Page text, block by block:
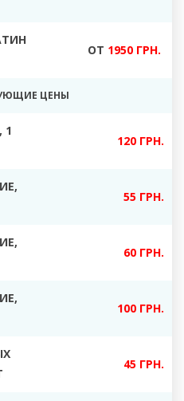
ОТ 1950 ГРН.
ЦЕНЫ
1
120 ГРН.
55 ГРН.
60 ГРН.
100 ГРН.
45 ГРН.